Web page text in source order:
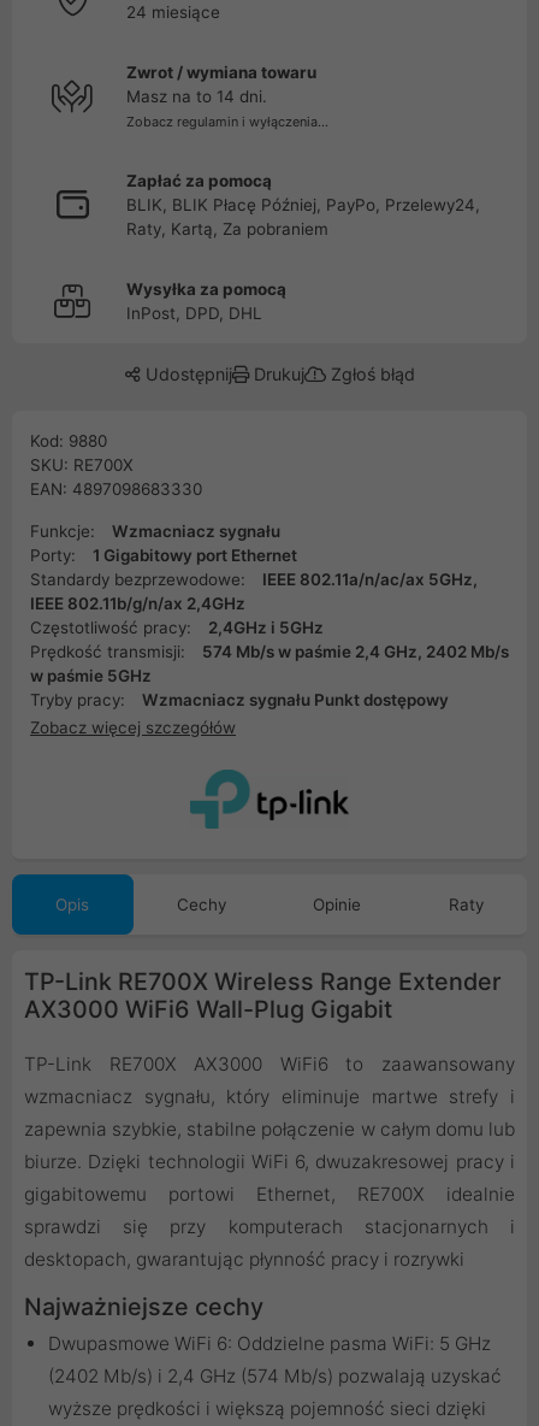
24 miesiące
Zwrot / wymiana towaru
Masz na to 14 dni.
Zobacz regulamin i wyłączenia...
Zapłać za pomocą
BLIK, BLIK Płacę Później, PayPo, Przelewy24,
Raty, Kartą, Za pobraniem
Wysyłka za pomocą
InPost, DPD, DHL
Udostępnij Drukuj Zgłoś błąd
Kod: 9880
SKU: RE700X
EAN: 4897098683330
Funkcje:
Wzmacniacz sygnału
Porty:
1 Gigabitowy port Ethernet
Standardy bezprzewodowe:
IEEE 802.11a/n/ac/ax 5GHz,
IEEE 802.11b/g/n/ax 2,4GHz
Częstotliwość pracy:
2,4GHz i 5GHz
Prędkość transmisji:
574 Mb/s w paśmie 2,4 GHz, 2402 Mb/s
w paśmie 5GHz
Tryby pracy:
Wzmacniacz sygnału Punkt dostępowy
Zobacz więcej szczegółów
Opis Cechy Opinie Raty
TP-Link RE700X Wireless Range Extender
AX3000 WiFi6 Wall-Plug Gigabit
TP-Link RE700X AX3000 WiFi6 to zaawansowany
wzmacniacz sygnału, który eliminuje martwe strefy i
zapewnia szybkie, stabilne połączenie w całym domu lub
biurze. Dzięki technologii WiFi 6, dwuzakresowej pracy i
gigabitowemu portowi Ethernet, RE700X idealnie
sprawdzi się przy komputerach stacjonarnych i
desktopach, gwarantując płynność pracy i rozrywki
Najważniejsze cechy
Dwupasmowe WiFi 6: Oddzielne pasma WiFi: 5 GHz
(2402 Mb/s) i 2,4 GHz (574 Mb/s) pozwalają uzyskać
wyższe prędkości i większą pojemność sieci dzięki